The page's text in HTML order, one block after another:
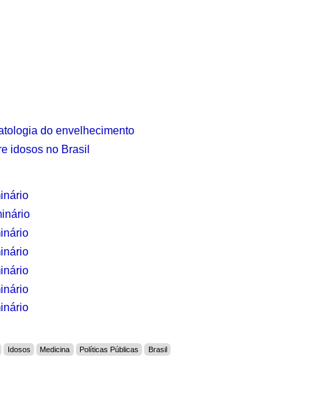
do envelhecimento
idosos no Brasil
Idosos Medicina Políticas Públicas Brasil